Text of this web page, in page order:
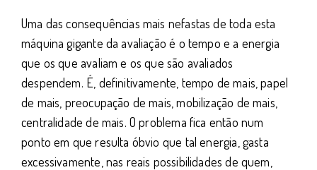
Uma das consequências mais nefastas de toda esta
máquina gigante da avaliação é o tempo e a energia
que os que avaliam e os que são avaliados
despendem. É, definitivamente, tempo de mais, papel
de mais, preocupação de mais, mobilização de mais,
centralidade de mais. O problema fica então num
ponto em que resulta óbvio que tal energia, gasta
excessivamente, nas reais possibilidades de quem,